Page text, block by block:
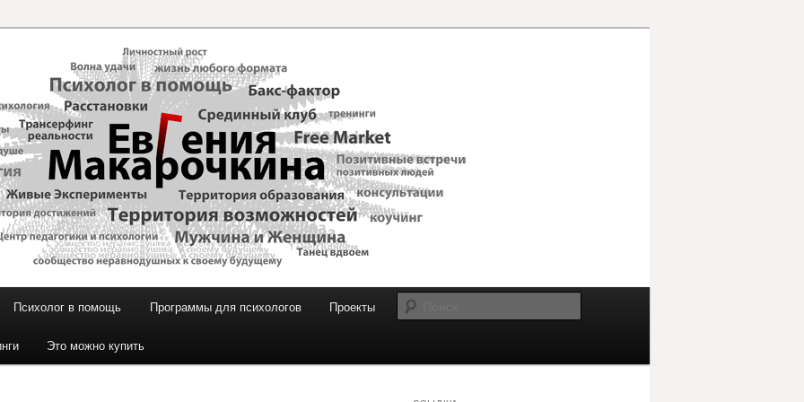
Макарочкиной
Психолог в помощь Программы для психологов Проекты
Это можно купить